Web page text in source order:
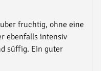
fruchtig, ohne eine
ebenfalls intensiv
süffig. Ein guter